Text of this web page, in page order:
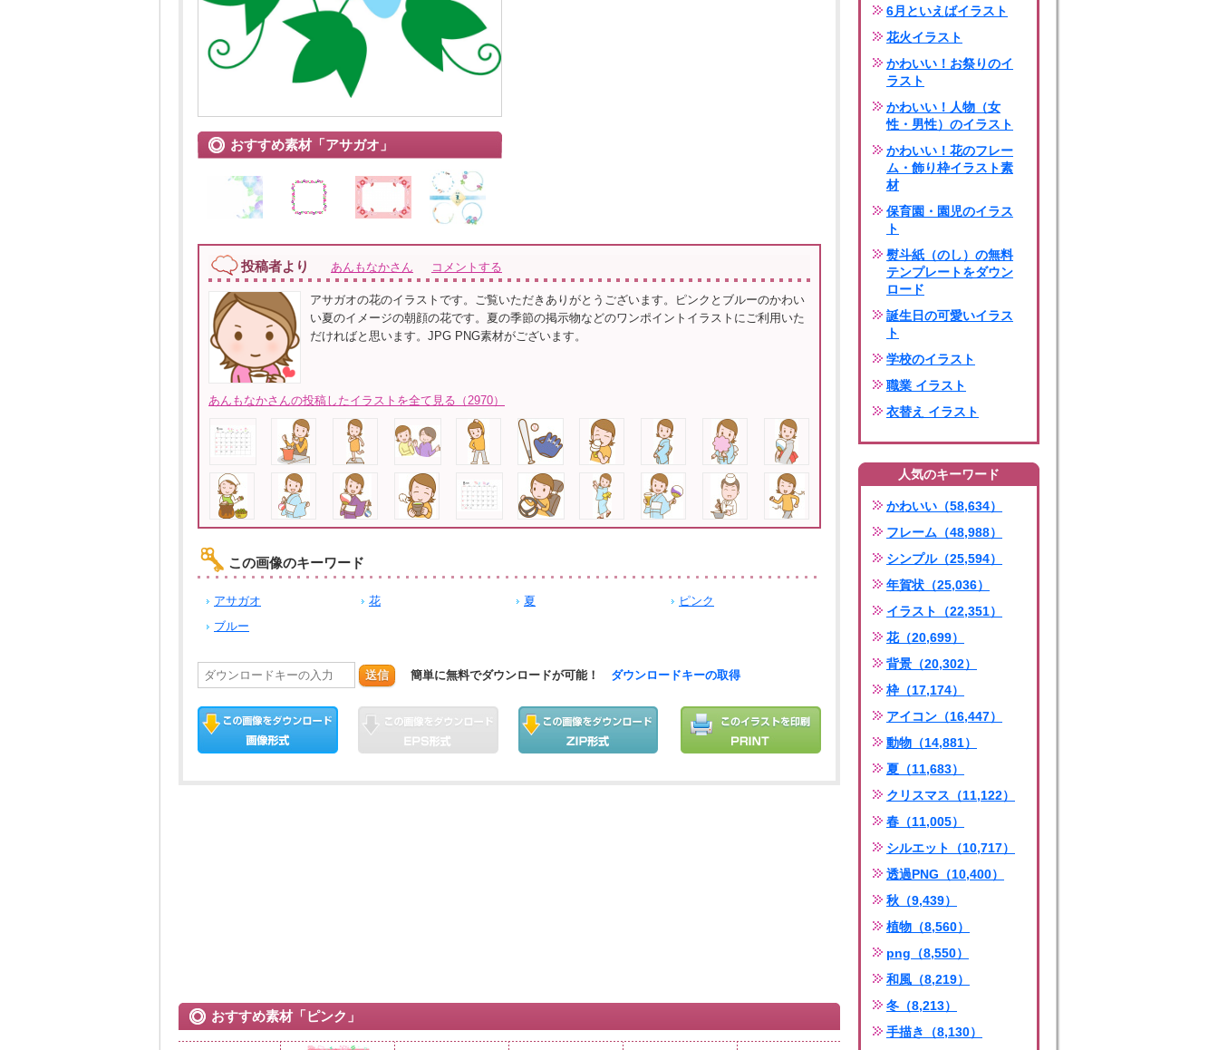
おすすめ素材「アサガオ」
投稿者より あんもなかさん コメントする
アサガオの花のイラストです。ご覧いただきありがとうございます。ピンクとブルーのかわい
い夏のイメージの朝顔の花です。夏の季節の掲示物などのワンポイントイラストにご利用いた
だければと思います。JPG PNG素材がございます。
あんもなかさんの投稿したイラストを全て見る（2970）
この画像のキーワード
アサガオ 花 夏
ピンク
ブルー
送信 簡単に無料でダウンロードが可能！ ダウンロードキーの取得
おすすめ素材「ピンク」
6月といえばイラスト
花火イラスト
かわいい！お祭りのイ
ラスト
かわいい！人物（女
性・男性）のイラスト
かわいい！花のフレー
ム・飾り枠イラスト素
材
保育園・園児のイラス
ト
熨斗紙（のし）の無料
テンプレートをダウン
ロード
誕生日の可愛いイラス
ト
学校のイラスト
職業 イラスト
衣替え イラスト
人気のキーワード
かわいい（58,634）
フレーム（48,988）
シンプル（25,594）
年賀状（25,036）
イラスト（22,351）
花（20,699）
背景（20,302）
枠（17,174）
アイコン（16,447）
動物（14,881）
夏（11,683）
クリスマス（11,122）
春（11,005）
シルエット（10,717）
透過PNG（10,400）
秋（9,439）
植物（8,560）
png（8,550）
和風（8,219）
冬（8,213）
手描き（8,130）